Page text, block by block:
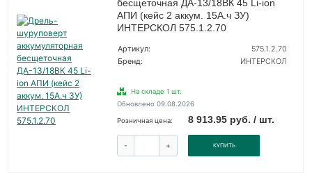
бесщеточная ДА-13/18ВК 45 Li-ion
АПИ (кейс 2 аккум. 15А.ч ЗУ)
ИНТЕРСКОЛ 575.1.2.70
Артикул:
575.1.2.70
Бренд:
ИНТЕРСКОЛ
На складе 1 шт.
Обновлено 09.08.2026
Розничная цена: 8 913.95 руб. / шт.
- + КУПИТЬ